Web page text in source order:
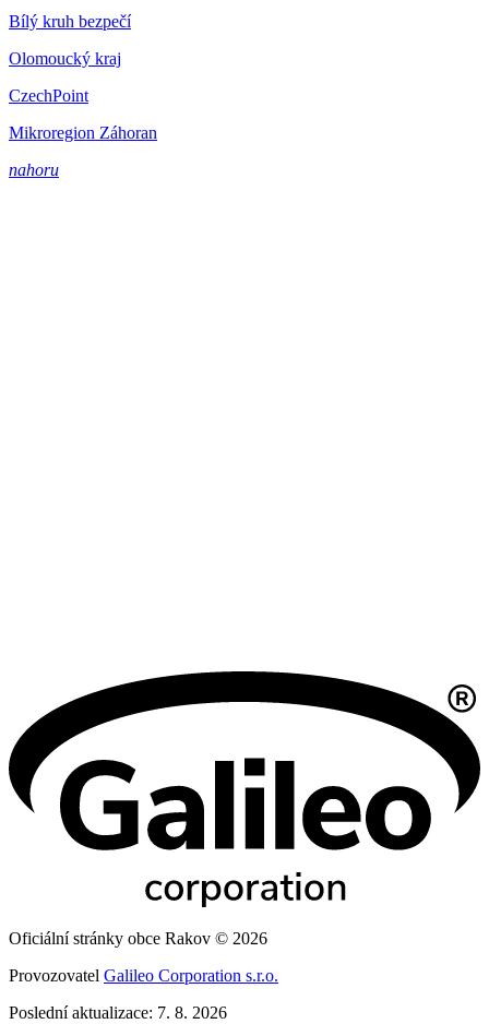
Bílý kruh bezpečí
Olomoucký kraj
CzechPoint
Mikroregion Záhoran
nahoru
Oficiální stránky obce Rakov © 2026
Provozovatel Galileo Corporation s.r.o.
Poslední aktualizace: 7. 8. 2026